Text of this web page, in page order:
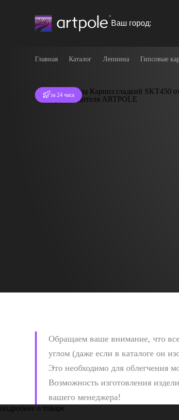
Ваш город:
Главная Каталог Лепнина Гипсовые
за 24 часа
Обращаем ваше внимание, что
углом (даже если в каталоге он
Это необходимо для облегчения
Возможность изготовления
вашего менеджера!
подробнее о товаре